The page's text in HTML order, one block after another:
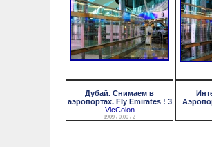
Дубай. Снимаем в
аэропортах. Fly Emirates ! 3
VicColon
1909 / 0.00 / 2